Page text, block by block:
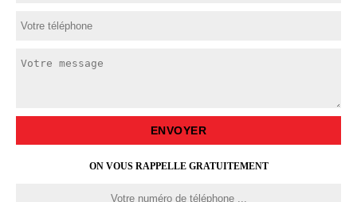
ON VOUS RAPPELLE GRATUITEMENT